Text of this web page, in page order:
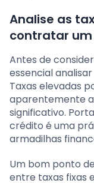
Analise as
contratar
Antes de
essencial
Taxas elevadas
aparentemente
significativo.
crédito é uma
armadilhas
Um bom ponto
entre taxas fixas